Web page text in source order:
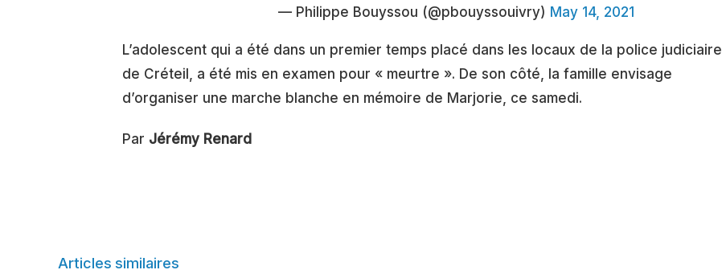
— Philippe Bouyssou (@pbouyssouivry) May 14, 2021
L’adolescent qui a été dans un premier temps placé dans les locaux de la police judiciaire
de Créteil, a été mis en examen pour « meurtre ». De son côté, la famille envisage
d’organiser une marche blanche en mémoire de Marjorie, ce samedi.
Par Jérémy Renard
Articles similaires